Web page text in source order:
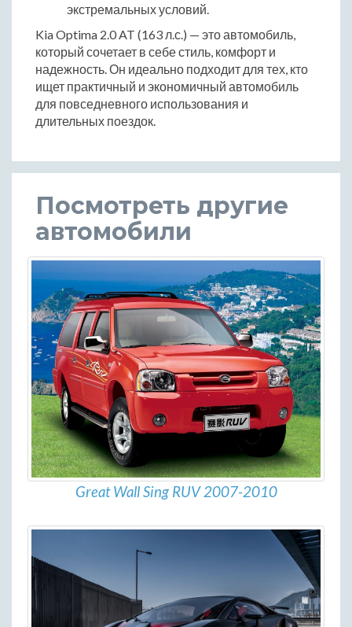
экстремальных условий.
Kia Optima 2.0 AT (163 л.с.) — это автомобиль,
который сочетает в себе стиль, комфорт и
надежность. Он идеально подходит для тех, кто
ищет практичный и экономичный автомобиль
для повседневного использования и
длительных поездок.
Посмотреть другие
автомобили
Great Wall Sing RUV 2007-2010